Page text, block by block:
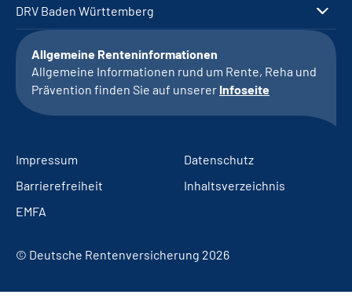
DRV Baden Württemberg
Allgemeine Renteninformationen
Allgemeine Informationen rund um Rente, Reha und
Prävention finden Sie auf unserer Infoseite
Impressum
Datenschutz
Barrierefreiheit
Inhaltsverzeichnis
EMFA
© Deutsche Rentenversicherung 2026